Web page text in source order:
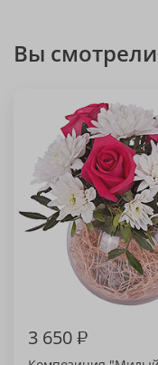
Вы смотрели
3 650₽